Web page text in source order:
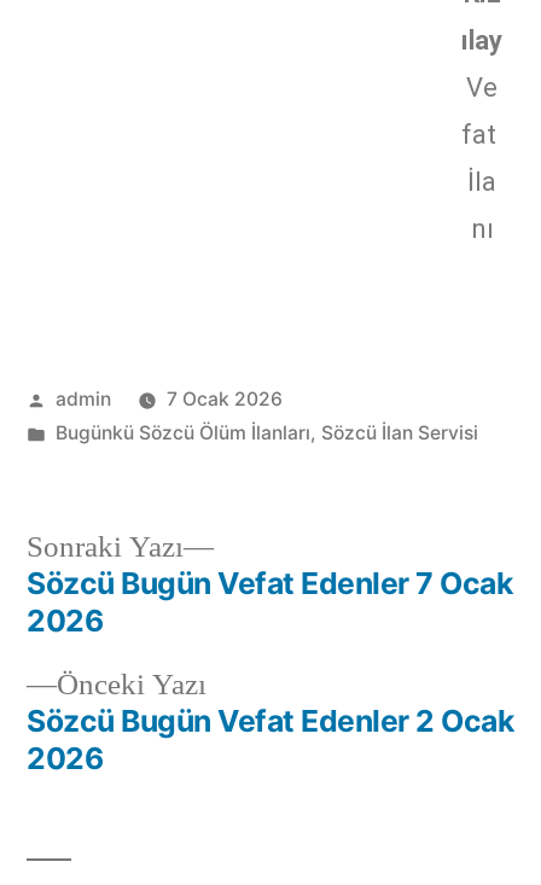
ılay
Ve
fat
İla
nı
admin
7 Ocak 2026
Bugünkü Sözcü Ölüm İlanları, Sözcü İlan Servisi
Önceki Yazı
Sözcü Bugün Vefat Edenler 2 Ocak
2026
Sonraki Yazı
Sözcü Bugün Vefat Edenler 7 Ocak
2026